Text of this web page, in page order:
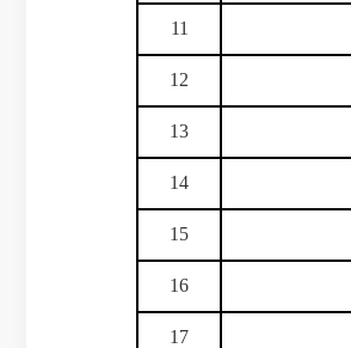
11
12
13
14
15
16
17